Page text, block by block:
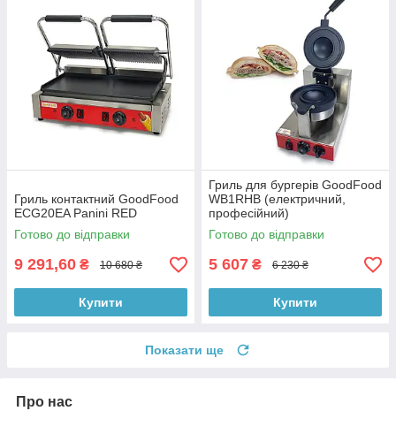
Гриль контактний GoodFood
ECG20EA Panini RED
Готово до відправки
9 291,60 ₴ 10 680 ₴
Купити
Гриль для бургерів GoodFood
WB1RHB (електричний,
професійний)
Готово до відправки
5 607 ₴ 6 230 ₴
Купити
Показати ще
Про нас